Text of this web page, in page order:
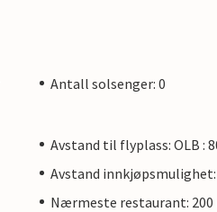
Antall solsenger: 0
Avstand til flyplass: OLB :
Avstand innkjøpsmulighet:
Nærmeste restaurant: 200